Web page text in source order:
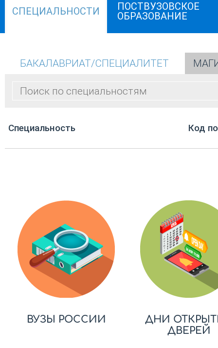
СПЕЦИАЛЬНОСТИ
ПОСТВУЗОВСКОЕ
ОБРАЗОВАНИЕ
БАКАЛАВРИАТ/СПЕЦИАЛИТЕТ
Cпециальность Код
ВУЗЫ РОССИИ
ДНИ
ДВЕРЕЙ